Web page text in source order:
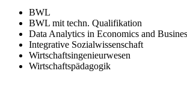
BWL
BWL mit techn. Qualifikation
Data Analytics in Economics and
Integrative Sozialwissenschaft
Wirtschaftsingenieurwesen
Wirtschaftspädagogik